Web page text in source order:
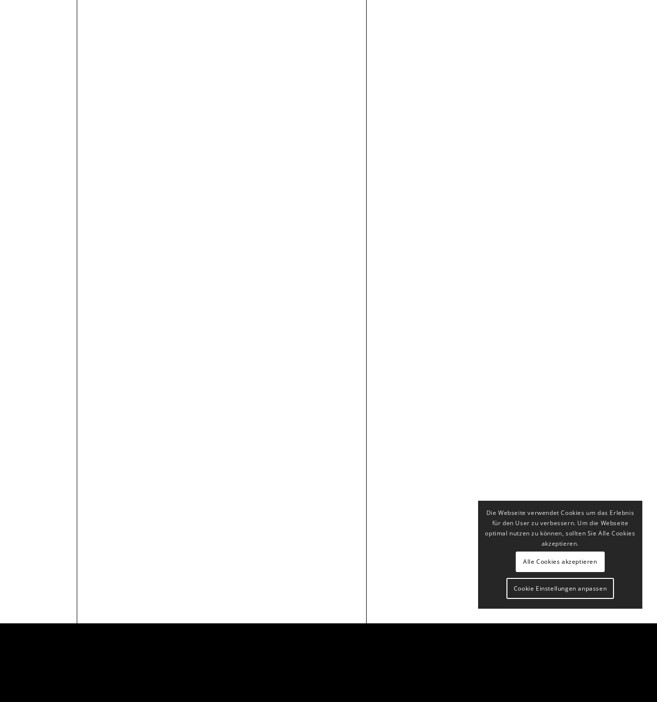
Die Webseite verwendet Cookies um das Erlebnis
für den User zu verbessern. Um die Webseite
optimal nutzen zu können, sollten Sie Alle Cookies
akzeptieren.
Alle Cookies akzeptieren
Cookie Einstellungen anpassen